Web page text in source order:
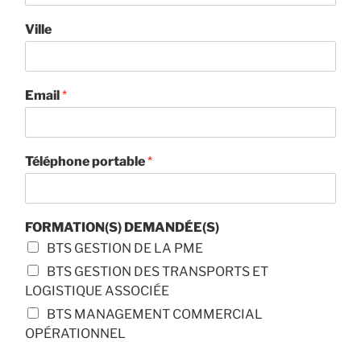
Ville
Email*
Téléphone portable*
FORMATION(S) DEMANDÉE(S)
BTS GESTION DE LA PME
BTS GESTION DES TRANSPORTS ET
LOGISTIQUE ASSOCIÉE
BTS MANAGEMENT COMMERCIAL
OPÉRATIONNEL